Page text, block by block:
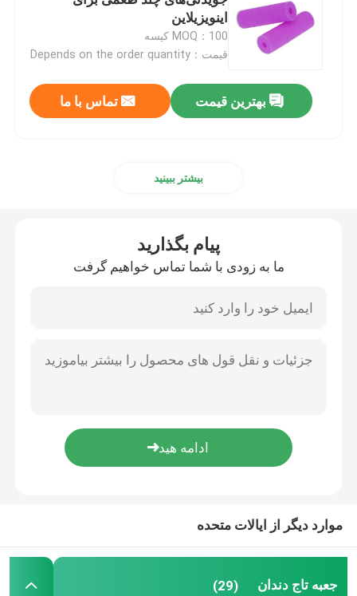
درباره ما
اینویزیلاین
MOQ：100 کیسه
قیمت：Depends on the order quantity
بهترین قیمت تماس با ما
بیشتر ببینید
پیام بگذارید
ما به زودی با شما تماس خواهیم گرفت
موارد دیگر از ایالات متحده
جعبه تاج دندان (29)